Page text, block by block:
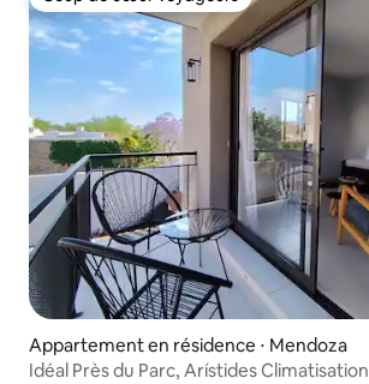
Coup de cœur voyageurs
Appartement en résidence ⋅ Mendoza
Idéal Près du Parc, Arístides Climatisation